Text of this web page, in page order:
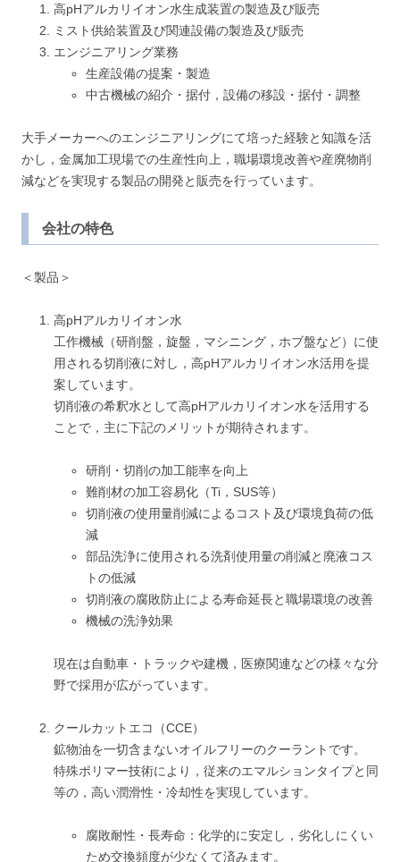
高pHアルカリイオン水生成装置の製造及び販売
ミスト供給装置及び関連設備の製造及び販売
エンジニアリング業務
生産設備の提案・製造
中古機械の紹介・据付，設備の移設・据付・調整
大手メーカーへのエンジニアリングにて培った経験と知識を活
かし，金属加工現場での生産性向上，職場環境改善や産廃物削
減などを実現する製品の開発と販売を行っています。
会社の特色
＜製品＞
高pHアルカリイオン水
工作機械（研削盤，旋盤，マシニング，ホブ盤など）に使
用される切削液に対し，高pHアルカリイオン水活用を提
案しています。
切削液の希釈水として高pHアルカリイオン水を活用する
ことで，主に下記のメリットが期待されます。
研削・切削の加工能率を向上
難削材の加工容易化（Ti，SUS等）
切削液の使用量削減によるコスト及び環境負荷の低
減
部品洗浄に使用される洗剤使用量の削減と廃液コス
トの低減
切削液の腐敗防止による寿命延長と職場環境の改善
機械の洗浄効果
現在は自動車・トラックや建機，医療関連などの様々な分
野で採用が広がっています。
クールカットエコ（CCE）
鉱物油を一切含まないオイルフリーのクーラントです。
特殊ポリマー技術により，従来のエマルションタイプと同
等の，高い潤滑性・冷却性を実現しています。
腐敗耐性・長寿命：化学的に安定し，劣化しにくい
ため交換頻度が少なくて済みます。